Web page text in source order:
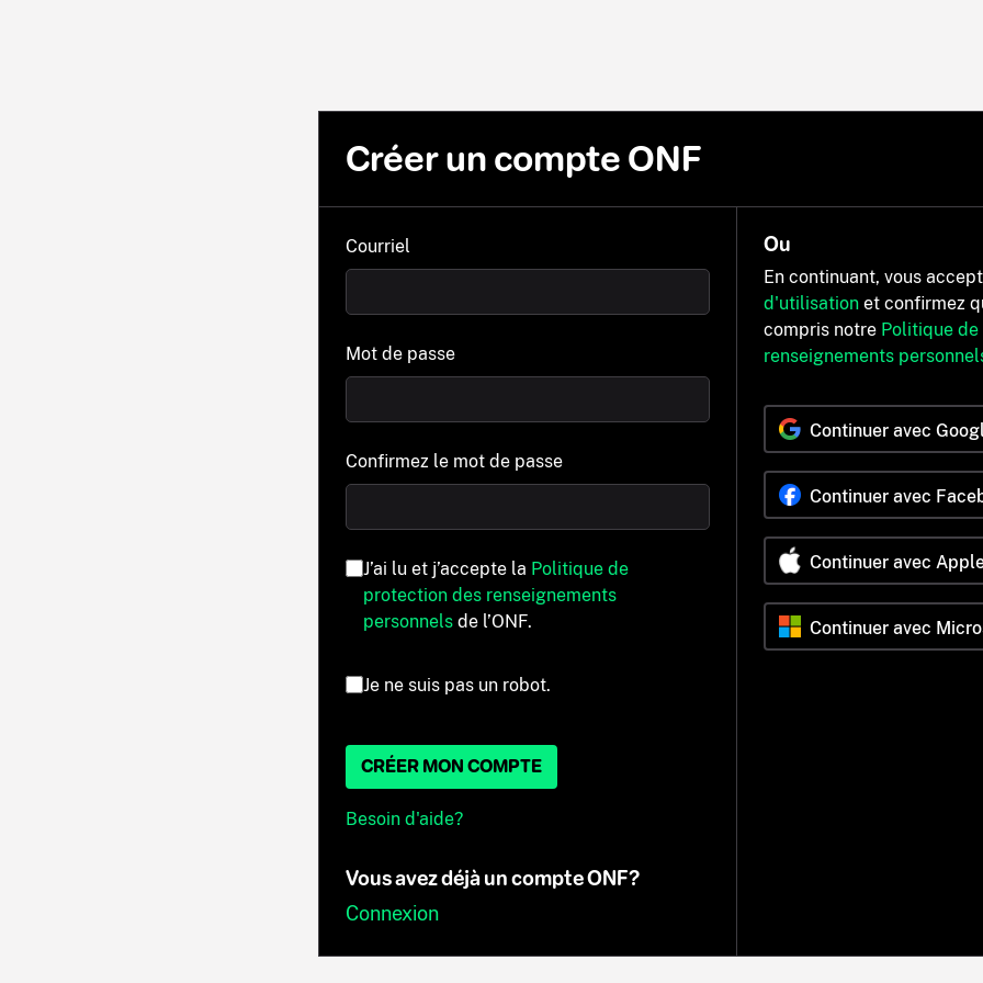
Créer un compte ONF
Courriel
Mot de passe
Confirmez le mot de passe
J’ai lu et j’accepte la Politique de
protection des renseignements
personnelsde l’ONF.
Je ne suis pas un robot.
CRÉER MON COMPTE
Besoin d'aide?
Vous avez déjà un compte ONF?
Connexion
Ou
En continuant, vous
d'utilisation et confirmez
compris notre Politique
renseignements
Continuer avec
Continuer avec
Continuer avec
Continuer avec